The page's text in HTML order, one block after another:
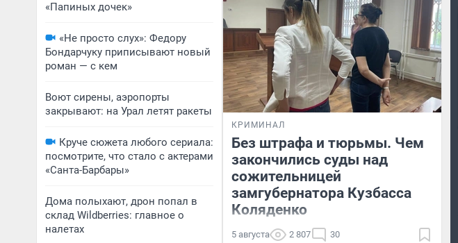
«Папиных дочек»
«Не просто слух»: Федору
Бондарчуку приписывают новый
роман — с кем
Воют сирены, аэропорты
закрывают: на Урал летят ракеты
Круче сюжета любого сериала:
посмотрите, что стало с актерами
«Санта-Барбары»
Дома полыхают, дрон попал в
склад Wildberries: главное о
налетах
КРИМИНАЛ
Без штрафа и тюрьмы. Чем
закончились суды над
сожительницей
замгубернатора Кузбасса
Коляденко
5 августа 2 807 30